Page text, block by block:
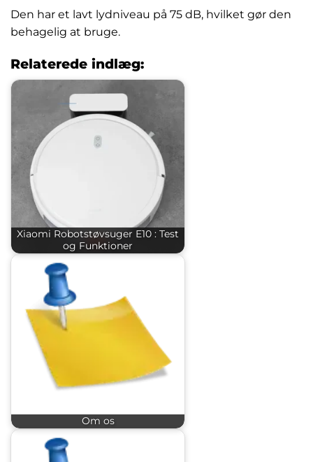
Den har et lavt lydniveau på 75 dB, hvilket gør den
behagelig at bruge.
Relaterede indlæg:
Xiaomi Robotstøvsuger E10 : Test
og Funktioner
Om os